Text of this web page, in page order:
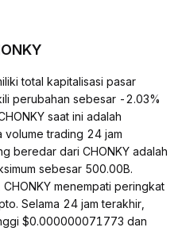
total kapitalisasi pasar
perubahan sebesar -2.03%
saat ini adalah
trading 24 jam
beredar dari CHONKY adalah
sebesar 500.00B.
menempati peringkat
Selama 24 jam terakhir,
$0.000000071773 dan